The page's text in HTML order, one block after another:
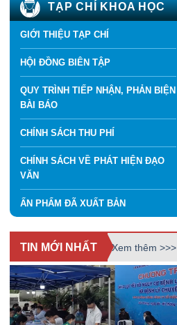
TẠP CHÍ KHOA HỌC
GIỚI THIỆU TẠP CHÍ
HỘI ĐỒNG BIÊN TẬP
QUY TRÌNH TIẾP NHẬN, PHẢN BIỆN
BÀI BÁO
CHÍNH SÁCH THU PHÍ
CHÍNH SÁCH VỀ PHÁT HIỆN ĐẠO
VĂN
ẤN PHẨM ĐÃ XUẤT BẢN
TIN MỚI NHẤT Xem thêm >>>